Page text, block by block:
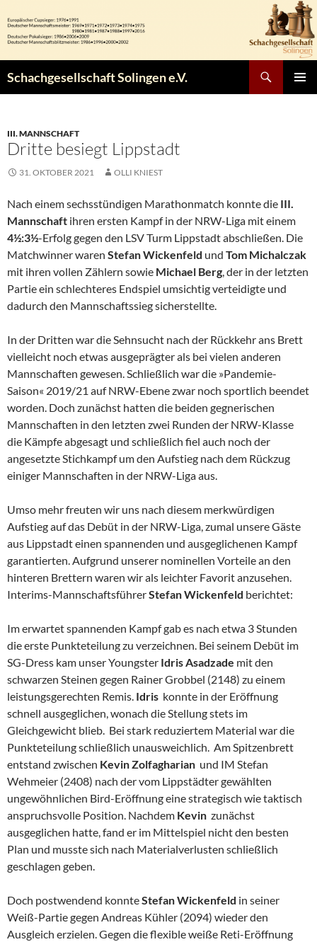
Inhalt
springen
Schachgesellschaft Solingen e.V.
III. MANNSCHAFT
Dritte besiegt Lippstadt
31. OKTOBER 2021 OLLI KNIEST
Nach einem sechsstündigen Marathonmatch konnte die III.
Mannschaft ihren ersten Kampf in der NRW-Liga mit einem
4½:3½-Erfolg gegen den LSV Turm Lippstadt abschließen. Die
Matchwinner waren Stefan Wickenfeld und Tom Michalczak
mit ihren vollen Zählern sowie Michael Berg, der in der letzten
Partie ein schlechteres Endspiel umsichtig verteidigte und
dadurch den Mannschaftssieg sicherstellte.
In der Dritten war die Sehnsucht nach der Rückkehr ans Brett
vielleicht noch etwas ausgeprägter als bei vielen anderen
Mannschaften gewesen. Schließlich war die »Pandemie-
Saison« 2019/21 auf NRW-Ebene zwar noch sportlich beendet
worden. Doch zunächst hatten die beiden gegnerischen
Mannschaften in den letzten zwei Runden der NRW-Klasse
die Kämpfe abgesagt und schließlich fiel auch noch der
angesetzte Stichkampf um den Aufstieg nach dem Rückzug
einiger Mannschaften in der NRW-Liga aus.
Umso mehr freuten wir uns nach diesem merkwürdigen
Aufstieg auf das Debüt in der NRW-Liga, zumal unsere Gäste
aus Lippstadt einen spannenden und ausgeglichenen Kampf
garantierten. Aufgrund unserer nominellen Vorteile an den
hinteren Brettern waren wir als leichter Favorit anzusehen.
Interims-MannschaftsführerStefan Wickenfeld berichtet:
Im erwartet spannenden Kampf gab es nach etwa 3 Stunden
die erste Punkteteilung zu verzeichnen. Bei seinem Debüt im
SG-Dress kam unser Youngster Idris Asadzade mit den
schwarzen Steinen gegen Rainer Grobbel (2148) zu einem
leistungsgerechten Remis. Idris konnte in der Eröffnung
schnell ausgeglichen, wonach die Stellung stets im
Gleichgewicht blieb. Bei stark reduziertem Material war die
Punkteteilung schließlich unausweichlich. Am Spitzenbrett
entstand zwischen Kevin Zolfagharian und IM Stefan
Wehmeier (2408) nach der vom Lippstädter gewählten
ungewöhnlichen Bird-Eröffnung eine strategisch wie taktisch
anspruchsvolle Position. Nachdem Kevin zunächst
ausgeglichen hatte, fand er im Mittelspiel nicht den besten
Plan und musste sich nach Materialverlusten schließlich
geschlagen geben.
Doch postwendend konnteStefan Wickenfeld in seiner
Weiß-Partie gegen Andreas Kühler (2094) wieder den
Ausgleich erzielen. Gegen die flexible weiße Reti-Eröffnung